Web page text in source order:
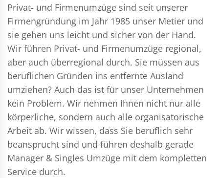
Privat- und Firmenumzüge sind seit unserer
Firmengründung im Jahr 1985 unser Metier und
sie gehen uns leicht und sicher von der Hand.
Wir führen Privat- und Firmenumzüge regional,
aber auch überregional durch. Sie müssen aus
beruflichen Gründen ins entfernte Ausland
umziehen? Auch das ist für unser Unternehmen
kein Problem. Wir nehmen Ihnen nicht nur alle
körperliche, sondern auch alle organisatorische
Arbeit ab. Wir wissen, dass Sie beruflich sehr
beansprucht sind und führen deshalb gerade
Manager & Singles Umzüge mit dem kompletten
Service durch.